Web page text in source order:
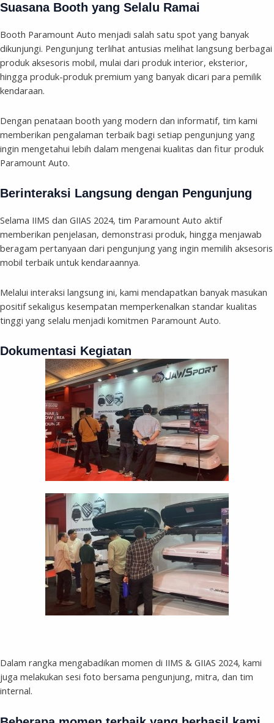
Suasana Booth yang Selalu Ramai
Booth Paramount Auto menjadi salah satu spot yang banyak
dikunjungi. Pengunjung terlihat antusias melihat langsung berbagai
produk aksesoris mobil, mulai dari produk interior, eksterior,
hingga produk-produk premium yang banyak dicari para pemilik
kendaraan.
Dengan penataan booth yang modern dan informatif, tim kami
memberikan pengalaman terbaik bagi setiap pengunjung yang
ingin mengetahui lebih dalam mengenai kualitas dan fitur produk
Paramount Auto.
Berinteraksi Langsung dengan Pengunjung
Selama IIMS dan GIIAS 2024, tim Paramount Auto aktif
memberikan penjelasan, demonstrasi produk, hingga menjawab
beragam pertanyaan dari pengunjung yang ingin memilih aksesoris
mobil terbaik untuk kendaraannya.
Melalui interaksi langsung ini, kami mendapatkan banyak masukan
positif sekaligus kesempatan memperkenalkan standar kualitas
tinggi yang selalu menjadi komitmen Paramount Auto.
Dokumentasi Kegiatan
Dalam rangka mengabadikan momen di IIMS & GIIAS 2024, kami
juga melakukan sesi foto bersama pengunjung, mitra, dan tim
internal.